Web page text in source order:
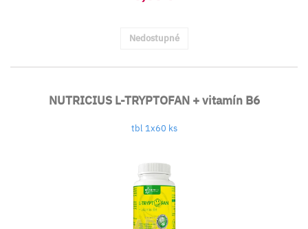
Nedostupné
NUTRICIUS L-TRYPTOFAN + vitamín B6
tbl 1x60 ks